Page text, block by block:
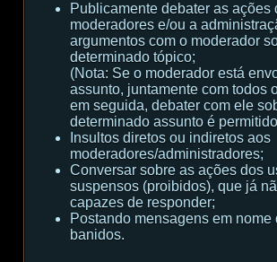
Publicamente debater as ações
moderadores e/ou a
argumentos com o moderador
determinado tópico;
(Nota: Se o moderador está
assunto, juntamente com todos
em seguida, debater com ele
determinado assunto é
Insultos diretos ou indiretos aos
moderadores/administradores;
Conversar sobre as ações dos
suspensos (proibidos), que já
capazes de responder;
Postando mensagens em nome
banidos.